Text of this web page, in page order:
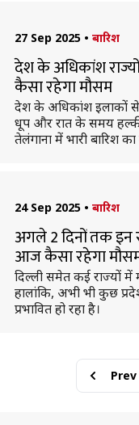
27 Sep 2025 • बारिश
देश के अधिकांश
कैसा रहेगा मौसम
देश के अधिकांश इलाकों से
धूप और रात के समय हल्की
तेलंगाना में भारी बारिश
24 Sep 2025 • बारिश
अगले 2 दिनों तक इन
आज कैसा रहेगा
दिल्ली समेत कई राज्यों में
हालांकि, अभी भी कुछ
प्रभावित हो रहा है।
Prev